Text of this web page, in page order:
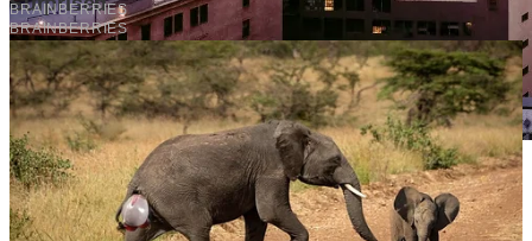
Market yang Besar Belum Tentu Menjadi Peluang yang
Menguntungkan. Mengapa Investor Perlu Melihat Lebih dari
Sekadar Ukuran Pasar?